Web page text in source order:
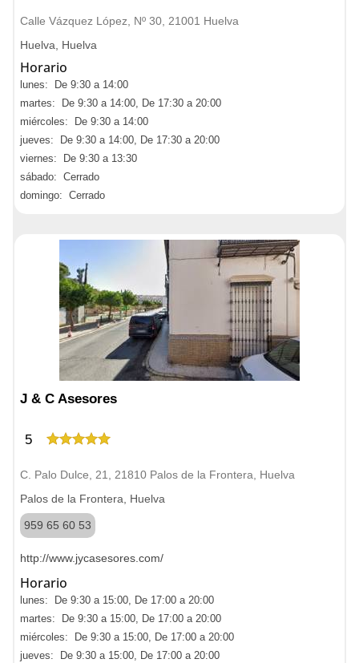
Calle Vázquez López, Nº 30, 21001 Huelva
Huelva, Huelva
Horario
lunes: De 9:30 a 14:00
martes: De 9:30 a 14:00, De 17:30 a 20:00
miércoles: De 9:30 a 14:00
jueves: De 9:30 a 14:00, De 17:30 a 20:00
viernes: De 9:30 a 13:30
sábado: Cerrado
domingo: Cerrado
J & C Asesores
5
C. Palo Dulce, 21, 21810 Palos de la Frontera, Huelva
Palos de la Frontera, Huelva
959 65 60 53
http://www.jycasesores.com/
Horario
lunes: De 9:30 a 15:00, De 17:00 a 20:00
martes: De 9:30 a 15:00, De 17:00 a 20:00
miércoles: De 9:30 a 15:00, De 17:00 a 20:00
jueves: De 9:30 a 15:00, De 17:00 a 20:00